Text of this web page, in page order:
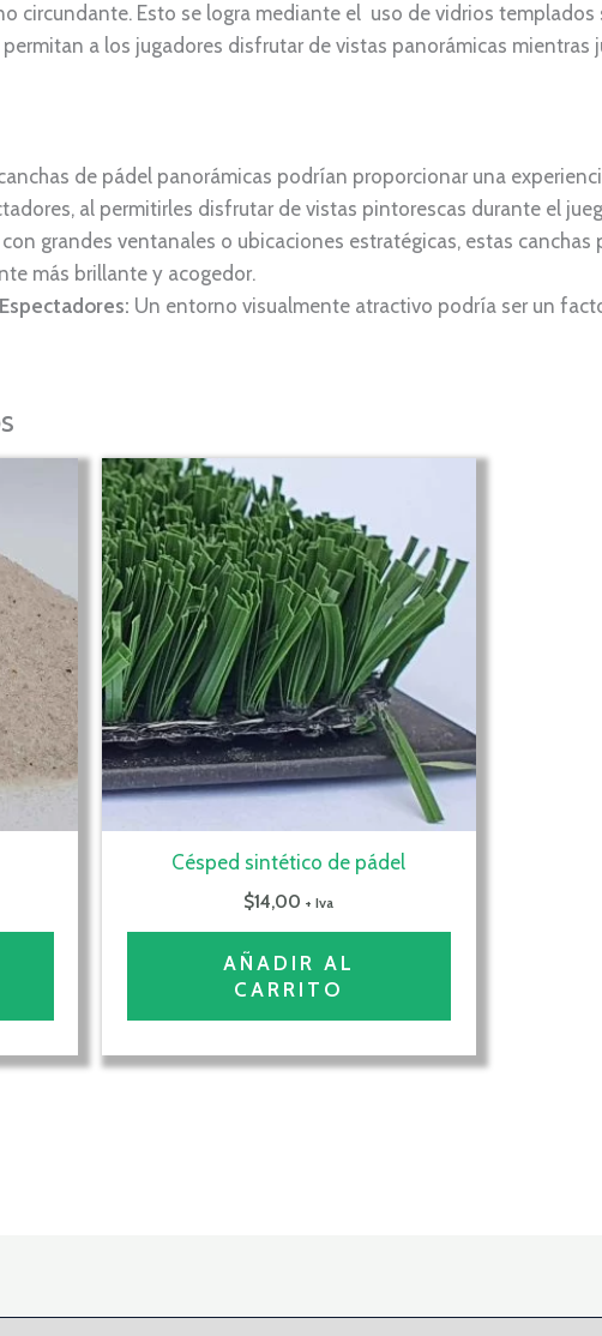
circundante. Esto se logra mediante el uso de vidrios templados
a los jugadores disfrutar de vistas panorámicas mientras
de pádel panorámicas podrían proporcionar una
al permitirles disfrutar de vistas pintorescas durante el
grandes ventanales o ubicaciones estratégicas, estas canchas
más brillante y acogedor.
Un entorno visualmente atractivo podría ser un
Césped sintético de pádel
$14,00 + Iva
AÑADIR AL
CARRITO